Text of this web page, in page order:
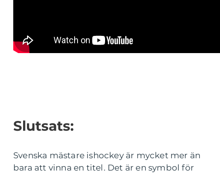
Slutsats:
Svenska mästare ishockey är mycket mer än
bara att vinna en titel. Det är en symbol för